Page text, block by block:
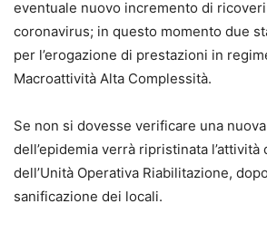
eventuale nuovo incremento di
coronavirus; in questo momento due
per l’erogazione di prestazioni in
Macroattività Alta Complessità.
Se non si dovesse verificare una
dell’epidemia verrà ripristinata l’attività
dell’Unità Operativa Riabilitazione,
sanificazione dei locali.